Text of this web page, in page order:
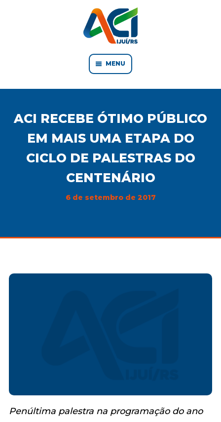
MENU
ACI RECEBE ÓTIMO PÚBLICO
EM MAIS UMA ETAPA DO
CICLO DE PALESTRAS DO
CENTENÁRIO
6 de setembro de 2017
Penúltima palestra na programação do ano